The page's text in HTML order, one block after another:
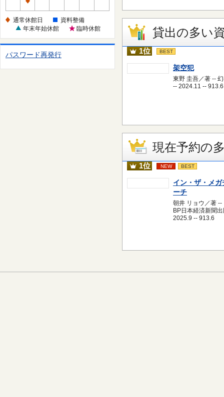
館
日
通
休
日
通常休館日
資料整備
年末年始休館
臨時休館
パスワード再発行
貸出の多い
1位 BEST
架空犯
東野 圭吾／著 --
-- 2024.11 -- 913.6
現在予約の
1位 NEW BEST
イン・ザ・メガ
ーチ
朝井 リョウ／著 --
BP日本経済新聞
2025.9 -- 913.6